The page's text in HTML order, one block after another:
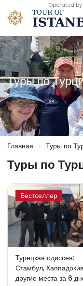
Operated
Туры по
Главная Туры по
Туры по
Бестселлер
Турецкая одиссея:
Стамбул,
другие места за 6